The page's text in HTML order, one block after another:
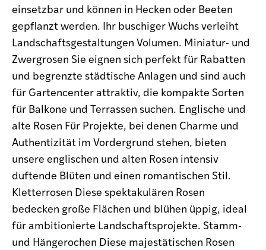
einsetzbar und können in Hecken oder Beeten
gepflanzt werden. Ihr buschiger Wuchs verleiht
Landschaftsgestaltungen Volumen. Miniatur- und
Zwergrosen Sie eignen sich perfekt für Rabatten
und begrenzte städtische Anlagen und sind auch
für Gartencenter attraktiv, die kompakte Sorten
für Balkone und Terrassen suchen. Englische und
alte Rosen Für Projekte, bei denen Charme und
Authentizität im Vordergrund stehen, bieten
unsere englischen und alten Rosen intensiv
duftende Blüten und einen romantischen Stil.
Kletterrosen Diese spektakulären Rosen
bedecken große Flächen und blühen üppig, ideal
für ambitionierte Landschaftsprojekte. Stamm-
und Hängerochen Diese majestätischen Rosen